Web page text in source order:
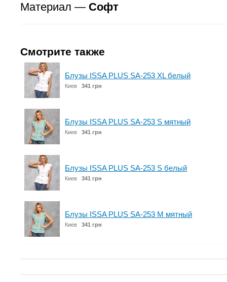
Материал — Софт
Смотрите также
Блузы ISSA PLUS SA-253 XL белый
Киев 341 грн
Блузы ISSA PLUS SA-253 S мятный
Киев 341 грн
Блузы ISSA PLUS SA-253 S белый
Киев 341 грн
Блузы ISSA PLUS SA-253 M мятный
Киев 341 грн